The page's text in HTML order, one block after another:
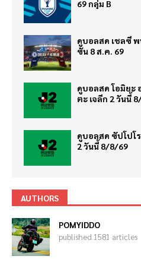
69 กลุ่ม B
ดูบอลสด เชลซี
ซั่น 8 ส.ค. 69
ดูบอลสด โอมิยะ
ตะ เจลีก 2 วันนี้
ดูบอลสด ซัปโปโ
2 วันนี้ 8/8/69
AUTHORS
POMYIDDO
published 1581 articles